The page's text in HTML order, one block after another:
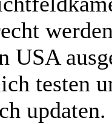
USA
testen
updaten.